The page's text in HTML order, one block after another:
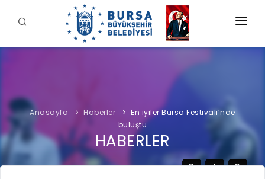
YETKİ VE SORUMLULUKLAR
TARİHÇE
BAŞKAN
Şahin BİBA
Başkan'a Mesaj
Özgeçmiş
HİZMETLERİMİZ
İNTERAKTİF
Anasayfa Haberler
En iyiler Bursa Festivali’nde
buluştu
HABERLER